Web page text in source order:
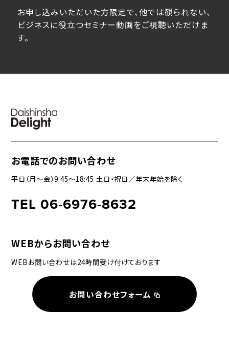
お申し込みいただいた方限定で、他では観られない、
ビジネスに役立つセミナー動画をご視聴いただけま
す。
お電話でのお問い合わせ
平日（月〜金）9:45〜18:45 土日・祝日／年末年始を除く
TEL 06-6976-8632
WEBからお問い合わせ
WEBお問い合わせは24時間受け付けております
お問い合わせフォーム